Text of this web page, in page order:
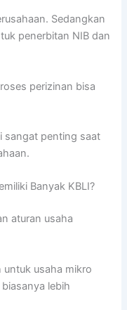
Sedangkan
penerbitan NIB dan
perizinan bisa
sangat penting saat
Banyak KBLI?
aturan usaha
untuk usaha mikro
lebih